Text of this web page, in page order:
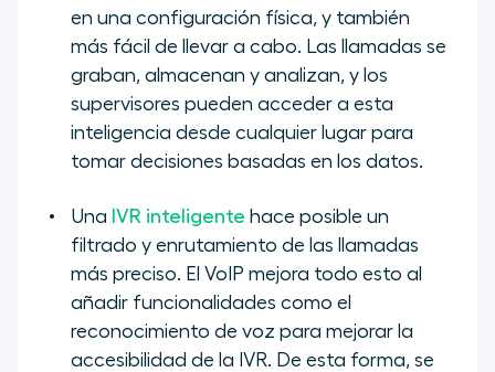
en una configuración física, y también
más fácil de llevar a cabo. Las llamadas se
graban, almacenan y analizan, y los
supervisores pueden acceder a esta
inteligencia desde cualquier lugar para
tomar decisiones basadas en los datos.
Una IVR inteligente hace posible un
filtrado y enrutamiento de las llamadas
más preciso. El VoIP mejora todo esto al
añadir funcionalidades como el
reconocimiento de voz para mejorar la
accesibilidad de la IVR. De esta forma, se